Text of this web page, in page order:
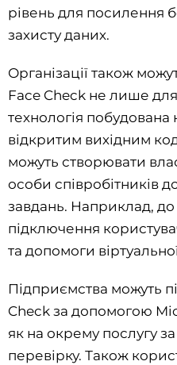
рівень для посилення
захисту даних.
Організації також
Face Check не лише
технологія побудована
відкритим вихідним
можуть створювати
особи співробітників
завдань. Наприклад,
підключення
та допомоги
Підприємства можуть
Check за допомогою
як на окрему послугу
перевірку. Також